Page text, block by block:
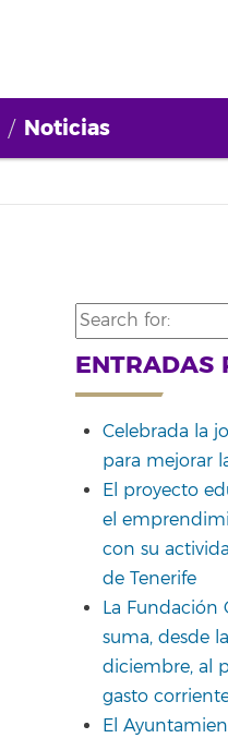
Noticias
Search
for:
ENTRADAS
Celebrada la
para mejorar
El proyecto
el
con su
de Tenerife
La Fundación
suma, desde
diciembre, al
gasto
El